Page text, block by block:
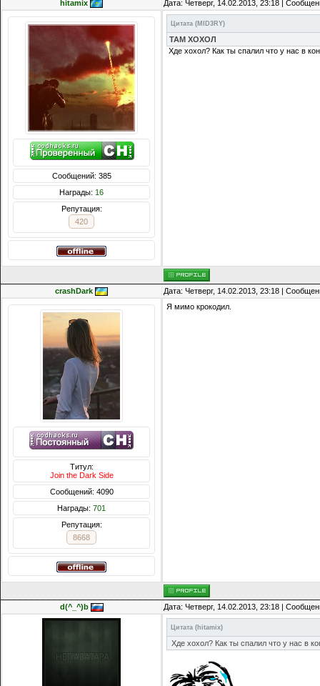
hitamix Дата: Четверг, 14.02.2013, 23:18 |
Сообщений: 385
Награды: 16
Репутация:
420
Цитата (MID3RY)
ТАМ ХОХОЛ
Хде хохол? Как ты спалил что у нас в
crashDark Дата: Четверг, 14.02.2013, 23:18 |
Титул:
Join the Dark Side
Сообщений: 4090
Награды: 701
Репутация:
8668
Я мимо крокодил.
d(^_^)b Дата: Четверг, 14.02.2013, 23:18 |
Цитата ( hitamix)
Хде хохол? Как ты спалил что у нас в